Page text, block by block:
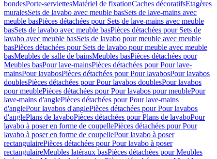
bondesPorte-serviettesMatériel de fixationCaches décoratifsEtagères
muralesSets de lavabo avec meuble basSets de lave-mains avec
meuble basPièces détachées pour Sets de lave-mains avec meuble
basSets de lavabo avec meuble basPièces détachées pour Sets de
lavabo avec meuble basSets de lavabo pour meuble avec meuble
basPièces détachées pour Sets de lavabo pour meuble avec meuble
basMeubles de salle de bainsMeubles basPièces détachées pour
Meubles basPour lave-mainsPièces détachées pour Pour lave-
mainsPour lavabosPièces détachées pour Pour lavabosPour lavabos
doublesPièces détachées pour Pour lavabos doublesPour lavabos
pour meublePièces détachées pour Pour lavabos pour meublePour
lave-mains d'anglePièces détachées pour Pour lave-mains
d'anglePour lavabos d'anglePièces détachées pour Pour lavabos
d'anglePlans de lavaboPièces détachées pour Plans de lavaboPour
lavabo à poser en forme de coupellePièces détachées pour Pour
lavabo à poser en forme de coupellePour lavabo à poser
rectangulairePièces détachées pour Pour lavabo à poser
rectangulaireMeubles latéraux basPièces détachées pour Meubles